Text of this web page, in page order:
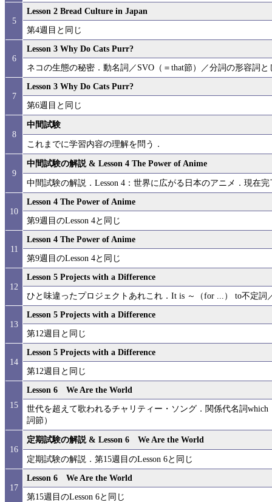
5
Lesson 2 Bread Culture in Japan
第4週目と同じ
6
Lesson 3 Why Do Cats Purr?
ネコの生態の秘密．動名詞／SVO（＝that節）／分詞の形容詞と
7
Lesson 3 Why Do Cats Purr?
第6週目と同じ
8
中間試験
これまでに学習内容の理解を問う．
9
中間試験の解説 & Lesson 4 The Power of Anime
中間試験の解説．Lesson 4：世界に広がる日本のアニメ．現在
10
Lesson 4 The Power of Anime
第9週目のLesson 4と同じ
11
Lesson 4 The Power of Anime
第9週目のLesson 4と同じ
12
Lesson 5 Projects with a Difference
ひと味違ったプロジェクトあれこれ．It is ～（for ...） to不定詞
13
Lesson 5 Projects with a Difference
第12週目と同じ
14
Lesson 5 Projects with a Difference
第12週目と同じ
15
Lesson 6 We Are the World
世代を超えて歌われるチャリティー・ソング．関係代名詞
詞節）
16
定期試験の解説 & Lesson 6 We Are the World
定期試験の解説．第15週目のLesson 6と同じ
17
Lesson 6 We Are the World
第15週目のLesson 6と同じ